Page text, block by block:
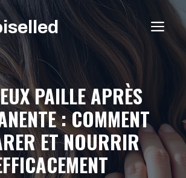
PAILLE APRÈS
: COMMENT
ET NOURRIR